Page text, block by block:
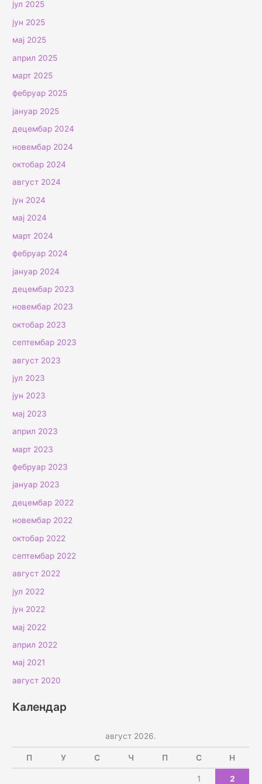
јул 2025
јун 2025
мај 2025
април 2025
март 2025
фебруар 2025
јануар 2025
децембар 2024
новембар 2024
октобар 2024
август 2024
јун 2024
мај 2024
март 2024
фебруар 2024
јануар 2024
децембар 2023
новембар 2023
октобар 2023
септембар 2023
август 2023
јул 2023
јун 2023
мај 2023
април 2023
март 2023
фебруар 2023
јануар 2023
децембар 2022
новембар 2022
октобар 2022
септембар 2022
август 2022
јул 2022
јун 2022
мај 2022
април 2022
мај 2021
август 2020
Календар
август 2026.
П У С Ч П С Н
1
2